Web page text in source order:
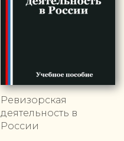
Ревизорская
деятельность в
России